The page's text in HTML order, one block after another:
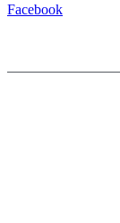
Facebook